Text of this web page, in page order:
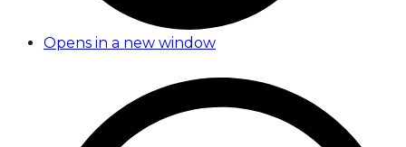
Opens in a new window